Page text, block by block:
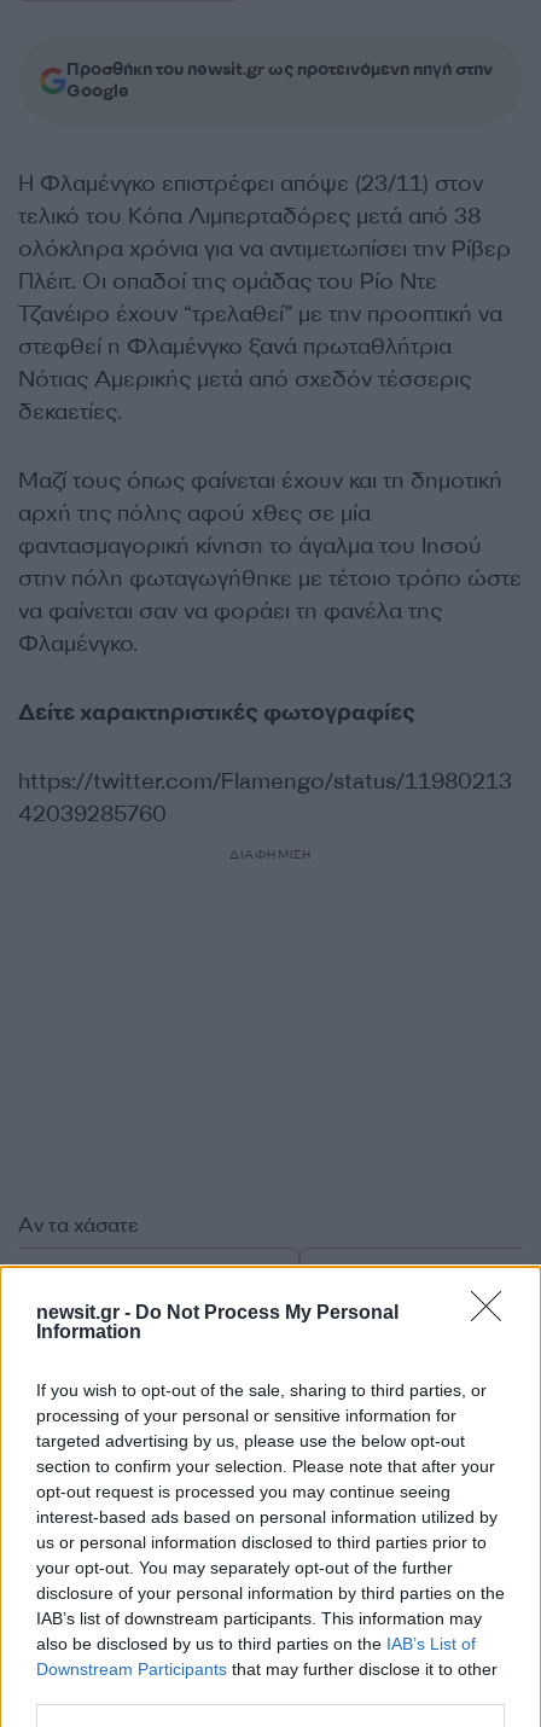
newsit.gr - Do Not Process My Personal
Information
If you wish to opt-out of the sale, sharing to third parties, or
processing of your personal or sensitive information for
targeted advertising by us, please use the below opt-out
section to confirm your selection. Please note that after your
opt-out request is processed you may continue seeing
interest-based ads based on personal information utilized by
us or personal information disclosed to third parties prior to
your opt-out. You may separately opt-out of the further
disclosure of your personal information by third parties on the
IAB’s list of downstream participants. This information may
also be disclosed by us to third parties on the IAB’s List of
Downstream Participants that may further disclose it to other
Προσθήκη του newsit.gr ως προτεινόμενη πηγή στην
Google
Η Φλαμένγκο επιστρέφει απόψε (23/11) στον
τελικό του Κόπα Λιμπερταδόρες μετά από 38
ολόκληρα χρόνια για να αντιμετωπίσει την Ρίβερ
Πλέιτ. Οι οπαδοί της ομάδας του Ρίο Ντε
Τζανέιρο έχουν “τρελαθεί” με την προοπτική να
στεφθεί η Φλαμένγκο ξανά πρωταθλήτρια
Νότιας Αμερικής μετά από σχεδόν τέσσερις
δεκαετίες.
Μαζί τους όπως φαίνεται έχουν και τη δημοτική
αρχή της πόλης αφού χθες σε μία
φαντασμαγορική κίνηση το άγαλμα του Ιησού
στην πόλη φωταγωγήθηκε με τέτοιο τρόπο ώστε
να φαίνεται σαν να φοράει τη φανέλα της
Φλαμένγκο.
Δείτε χαρακτηριστικές φωτογραφίες
https://twitter.com/Flamengo/status/11980213
42039285760
ΔΙΑΦΗΜΙΣΗ
Σχόλια
Αν τα χάσατε
Τροχαίο στις Σέρρες:
«Ξαφνικά μου ήρθε το
αυτοκίνητο, προσπάθησα
να φύγω αριστερά» λέει ο
οδηγός του φορτηγού
Ανανεώθηκε πριν
Μυστράς: 11 μήνες
αναστολή στον
που έκρυβε τον
πατέρα του σε
– «Ήθελα να τον